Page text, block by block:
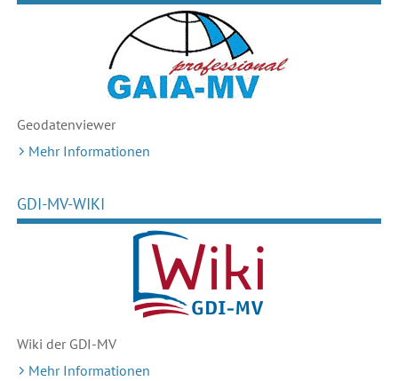
Geodatenviewer
Mehr Informationen
GDI-MV-WIKI
Wiki der GDI-MV
Mehr Informationen